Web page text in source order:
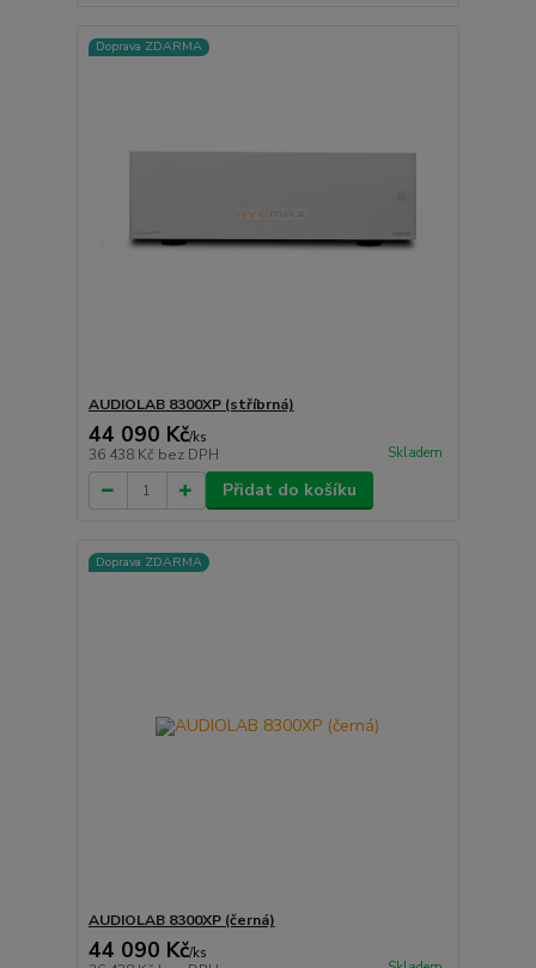
Doprava ZDARMA
AUDIOLAB 8300XP (stříbrná)
44 090 Kč/ks
36 438 Kč bez DPH Skladem
Přidat do košíku
Doprava ZDARMA
AUDIOLAB 8300XP (černá)
44 090 Kč/ks